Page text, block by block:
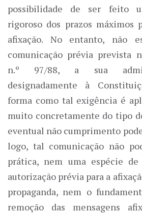
possibilidade de ser feito
rigoroso dos prazos máximos
afixação. No entanto, não
comunicação prévia prevista
n.º 97/88, a sua
designadamente à
forma como tal exigência é
muito concretamente do tipo
eventual não cumprimento
logo, tal comunicação não
prática, nem uma espécie
autorização prévia para a
propaganda, nem o
remoção das mensagens